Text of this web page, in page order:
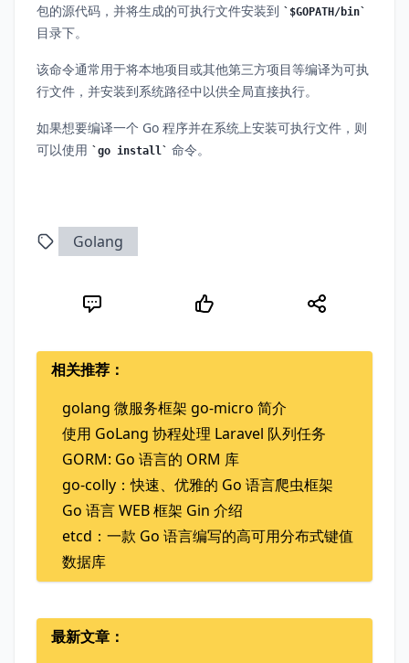
包的源代码，并将生成的可执行文件安装到
$GOPATH/bin
目录下。
该命令通常用于将本地项目或其他第三方项目等编译为可执
行文件，并安装到系统路径中以供全局直接执行。
如果想要编译一个 Go 程序并在系统上安装可执行文件，则
可以使用
go install 命令。
Golang
相关推荐：
golang 微服务框架 go-micro 简介
使用 GoLang 协程处理 Laravel 队列任务
GORM: Go 语言的 ORM 库
go-colly：快速、优雅的 Go 语言爬虫框架
Go 语言 WEB 框架 Gin 介绍
etcd：一款 Go 语言编写的高可用分布式键值
数据库
最新文章：